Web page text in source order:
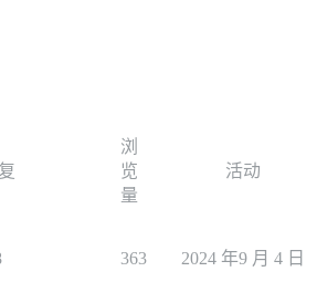
浏
览
量
活动
363 2024 年9 月 4 日